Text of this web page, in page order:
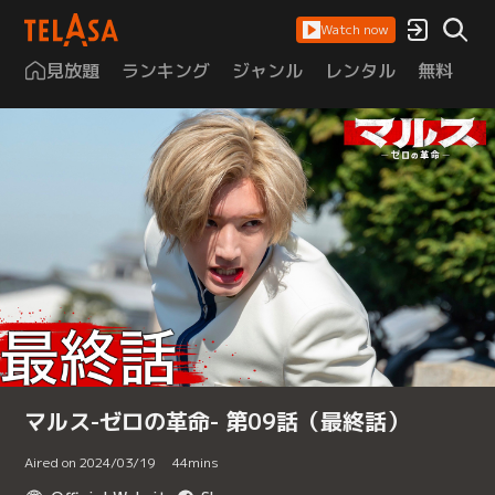
Watch now
見放題 ランキング ジャンル レンタル 無料
マルス-ゼロの革命- 第09話（最終話）
Aired on 2024/03/19 44mins